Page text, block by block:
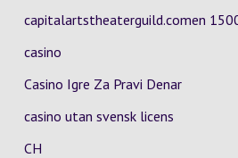
capitalartstheaterguild.comen
casino
Casino Igre Za Pravi Denar
casino utan svensk licens
CH